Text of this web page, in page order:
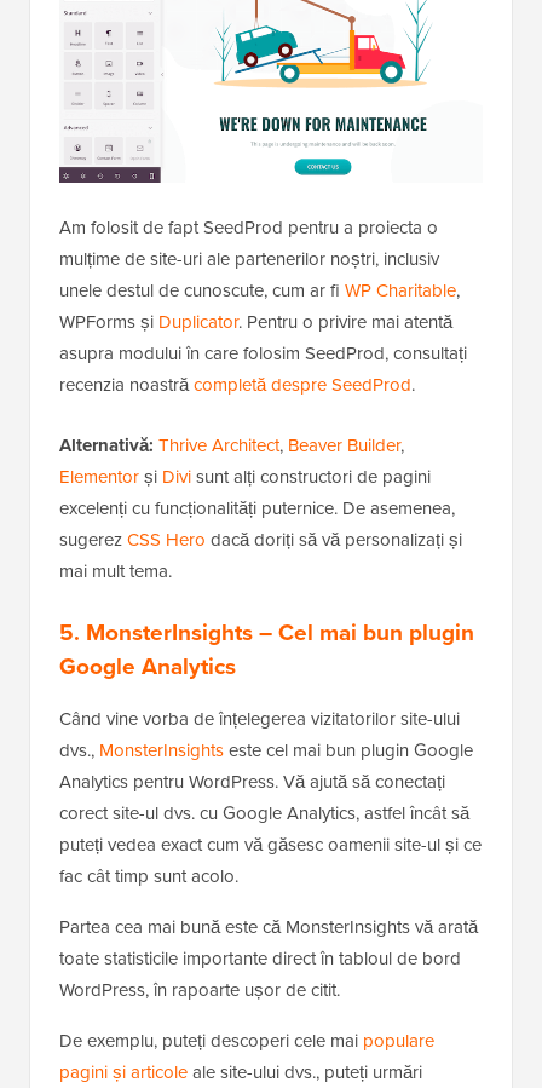
Am folosit de fapt SeedProd pentru a proiecta o
mulțime de site-uri ale partenerilor noștri, inclusiv
unele destul de cunoscute, cum ar fi WP Charitable,
WPForms și Duplicator. Pentru o privire mai atentă
asupra modului în care folosim SeedProd, consultați
recenzia noastrăcompletă despre SeedProd.
Alternativă: Thrive Architect, Beaver Builder,
Elementorși Divisunt alți constructori de pagini
excelenți cu funcționalități puternice. De asemenea,
sugerezCSS Hero dacă doriți să vă personalizați și
mai mult tema.
5. MonsterInsights– Cel mai bun plugin
Google Analytics
Când vine vorba de înțelegerea vizitatorilor site-ului
dvs., MonsterInsightseste cel mai bun plugin Google
Analytics pentru WordPress. Vă ajută să conectați
corect site-ul dvs. cu Google Analytics, astfel încât să
puteți vedea exact cum vă găsesc oamenii site-ul și ce
fac cât timp sunt acolo.
Partea cea mai bună este că MonsterInsights vă arată
toate statisticile importante direct în tabloul de bord
WordPress, în rapoarte ușor de citit.
De exemplu, puteți descoperi cele mai populare
pagini și articoleale site-ului dvs., puteți urmări